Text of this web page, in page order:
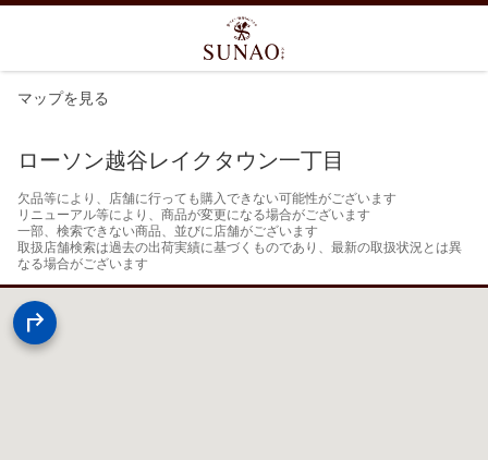
マップを見る
ローソン越谷レイクタウン一丁目
欠品等により、店舗に行っても購入できない可能性がございます
リニューアル等により、商品が変更になる場合がございます
一部、検索できない商品、並びに店舗がございます
取扱店舗検索は過去の出荷実績に基づくものであり、最新の取扱状況とは異
なる場合がございます